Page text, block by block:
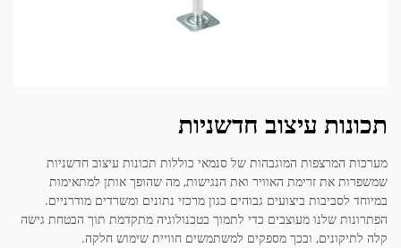
תכונות עיצוב חדשניות
מערכות המרצפות המוגבהות של סנמאי כוללות תכונות עיצוב חדשניות
שמשפרות את זרימת האוויר ואת הנגישות, מה שהופך אותן למתאימות
במיוחד לסביבות ביצועים גבוהים כגון מרכזי נתונים ומשרדים מודרניים.
הפתרונות שלנו מעוצבים כדי לתמוך בטכנולוגיה מתקדמת תוך הבטחת גישה
קלה לתיקונים, ובכך מספקים למשתמשים חוויית שימוש חלקה.